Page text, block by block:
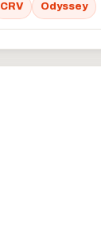
CRV Odyssey